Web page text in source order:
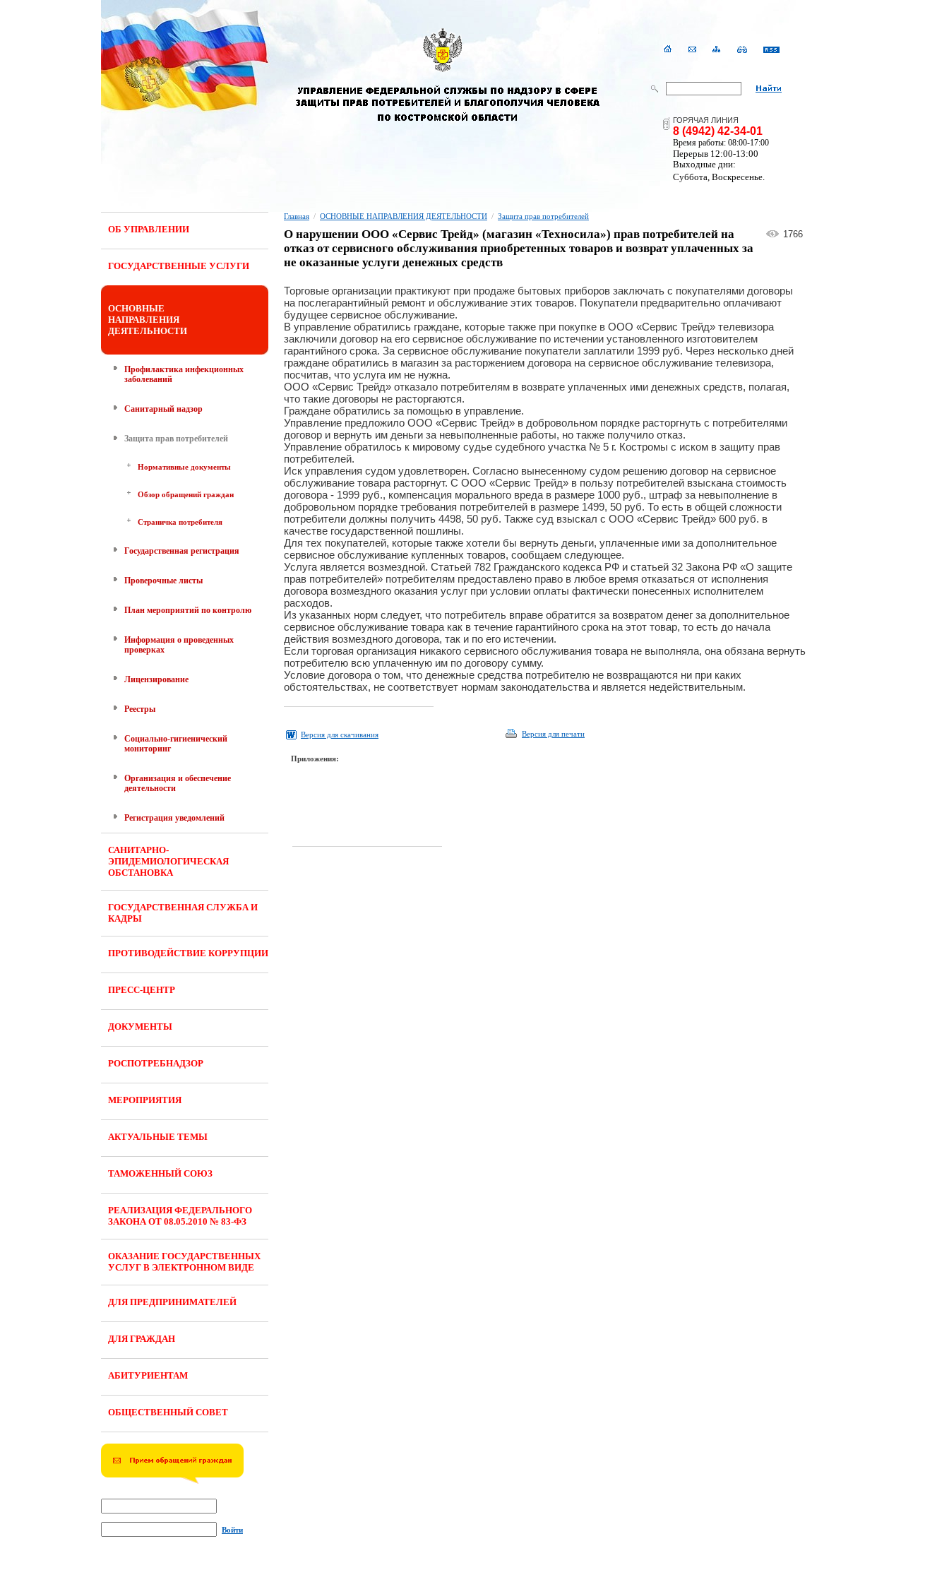
ГОРЯЧАЯ ЛИНИЯ
8 (4942) 42-34-01
Время работы: 08:00-17:00
Перерыв 12:00-13:00
Выходные дни:
Суббота, Воскресенье.
ОБ УПРАВЛЕНИИ
ГОСУДАРСТВЕННЫЕ УСЛУГИ
ОСНОВНЫЕ
НАПРАВЛЕНИЯ
ДЕЯТЕЛЬНОСТИ
Профилактика инфекционных
заболеваний
Санитарный надзор
Защита прав потребителей
Нормативные документы
Обзор обращений граждан
Страничка потребителя
Государственная регистрация
Проверочные листы
План мероприятий по контролю
Информация о проведенных
проверках
Лицензирование
Реестры
Социально-гигиенический
мониторинг
Организация и обеспечение
деятельности
Регистрация уведомлений
САНИТАРНО-
ЭПИДЕМИОЛОГИЧЕСКАЯ
ОБСТАНОВКА
ГОСУДАРСТВЕННАЯ СЛУЖБА И
КАДРЫ
ПРОТИВОДЕЙСТВИЕ КОРРУПЦИИ
ПРЕСС-ЦЕНТР
ДОКУМЕНТЫ
РОСПОТРЕБНАДЗОР
МЕРОПРИЯТИЯ
АКТУАЛЬНЫЕ ТЕМЫ
ТАМОЖЕННЫЙ СОЮЗ
РЕАЛИЗАЦИЯ ФЕДЕРАЛЬНОГО
ЗАКОНА ОТ 08.05.2010 № 83-ФЗ
ОКАЗАНИЕ ГОСУДАРСТВЕННЫХ
УСЛУГ В ЭЛЕКТРОННОМ ВИДЕ
ДЛЯ ПРЕДПРИНИМАТЕЛЕЙ
ДЛЯ ГРАЖДАН
АБИТУРИЕНТАМ
ОБЩЕСТВЕННЫЙ СОВЕТ
Войти
Главная / ОСНОВНЫЕ НАПРАВЛЕНИЯ ДЕЯТЕЛЬНОСТИ / Защита прав потребителей
О нарушении ООО «Сервис Трейд» (магазин «Техносила») прав потребителей на
отказ от сервисного обслуживания приобретенных товаров и возврат уплаченных за
не оказанные услуги денежных средств
1766
Торговые организации практикуют при продаже бытовых приборов заключать с покупателями договоры
на послегарантийный ремонт и обслуживание этих товаров. Покупатели предварительно оплачивают
будущее сервисное обслуживание.
В управление обратились граждане, которые также при покупке в ООО «Сервис Трейд» телевизора
заключили договор на его сервисное обслуживание по истечении установленного изготовителем
гарантийного срока. За сервисное обслуживание покупатели заплатили 1999 руб. Через несколько дней
граждане обратились в магазин за расторжением договора на сервисное обслуживание телевизора,
посчитав, что услуга им не нужна.
ООО «Сервис Трейд» отказало потребителям в возврате уплаченных ими денежных средств, полагая,
что такие договоры не расторгаются.
Граждане обратились за помощью в управление.
Управление предложило ООО «Сервис Трейд» в добровольном порядке расторгнуть с потребителями
договор и вернуть им деньги за невыполненные работы, но также получило отказ.
Управление обратилось к мировому судье судебного участка № 5 г. Костромы с иском в защиту прав
потребителей.
Иск управления судом удовлетворен. Согласно вынесенному судом решению договор на сервисное
обслуживание товара расторгнут. С ООО «Сервис Трейд» в пользу потребителей взыскана стоимость
договора - 1999 руб., компенсация морального вреда в размере 1000 руб., штраф за невыполнение в
добровольном порядке требования потребителей в размере 1499, 50 руб. То есть в общей сложности
потребители должны получить 4498, 50 руб. Также суд взыскал с ООО «Сервис Трейд» 600 руб. в
качестве государственной пошлины.
Для тех покупателей, которые также хотели бы вернуть деньги, уплаченные ими за дополнительное
сервисное обслуживание купленных товаров, сообщаем следующее.
Услуга является возмездной. Статьей 782 Гражданского кодекса РФ и статьей 32 Закона РФ «О защите
прав потребителей» потребителям предоставлено право в любое время отказаться от исполнения
договора возмездного оказания услуг при условии оплаты фактически понесенных исполнителем
расходов.
Из указанных норм следует, что потребитель вправе обратится за возвратом денег за дополнительное
сервисное обслуживание товара как в течение гарантийного срока на этот товар, то есть до начала
действия возмездного договора, так и по его истечении.
Если торговая организация никакого сервисного обслуживания товара не выполняла, она обязана вернуть
потребителю всю уплаченную им по договору сумму.
Условие договора о том, что денежные средства потребителю не возвращаются ни при каких
обстоятельствах, не соответствует нормам законодательства и является недействительным.
Версия для скачивания Версия для печати
Приложения: